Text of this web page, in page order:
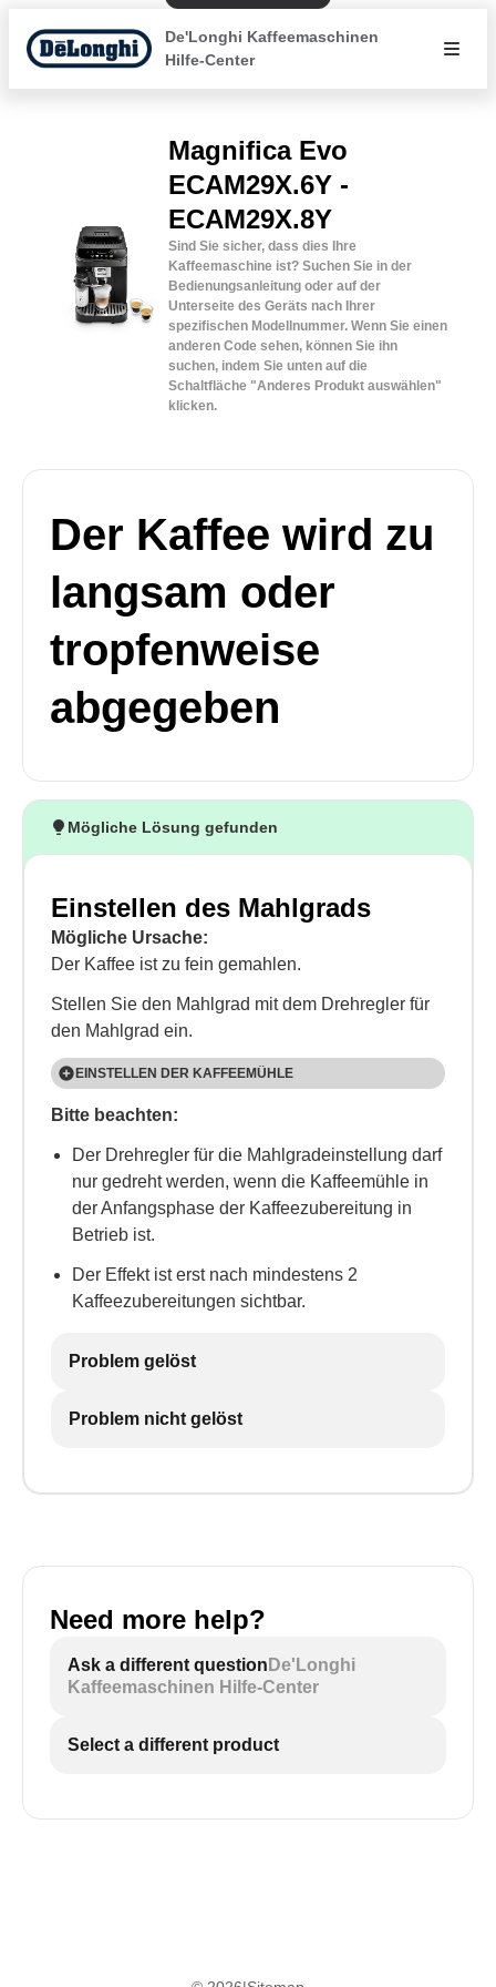
De'Longhi Kaffeemaschinen
Hilfe-Center
Magnifica Evo
ECAM29X.6Y -
ECAM29X.8Y
Sind Sie sicher, dass dies Ihre
Kaffeemaschine ist? Suchen Sie in der
Bedienungsanleitung oder auf der
Unterseite des Geräts nach Ihrer
spezifischen Modellnummer. Wenn Sie einen
anderen Code sehen, können Sie ihn
suchen, indem Sie unten auf die
Schaltfläche "Anderes Produkt auswählen"
klicken.
Der Kaffee wird zu
langsam oder
tropfenweise
abgegeben
Mögliche Lösung gefunden
Einstellen des Mahlgrads
Mögliche Ursache:
Der Kaffee ist zu fein gemahlen.
Stellen Sie den Mahlgrad mit dem Drehregler für
den Mahlgrad ein.
EINSTELLEN DER KAFFEEMÜHLE
Die Kaffeemühle ist standardmäßig so eingestellt,
dass der Kaffee korrekt zubereitet wird und
anfangs keine Einstellung erforderlich sein sollte.
Zum Einstellen, während die Kaffeemühle in
Betrieb ist, drehen Sie den Drehknopf wie folgt:
Bitte beachten:
Der Drehregler für die Mahlgradeinstellung darf
nur gedreht werden, wenn die Kaffeemühle in
der Anfangsphase der Kaffeezubereitung in
Betrieb ist.
Der Effekt ist erst nach mindestens 2
Kaffeezubereitungen sichtbar.
Problem gelöst
Problem nicht gelöst
Need more help?
Ask a different question De'Longhi
Kaffeemaschinen Hilfe-Center
Select a different product